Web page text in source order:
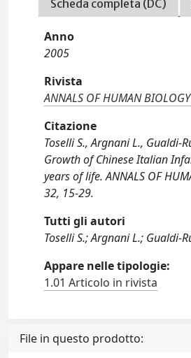
Scheda completa (DC)
Anno
2005
Rivista
ANNALS OF HUMAN BIOLOGY
Citazione
Toselli S., Argnani L., Gualdi-
Growth of Chinese Italian
years of life. ANNALS OF
32, 15-29.
Tutti gli autori
Toselli S.; Argnani L.; Gualdi-
Appare nelle tipologie:
1.01 Articolo in rivista
File in questo prodotto: